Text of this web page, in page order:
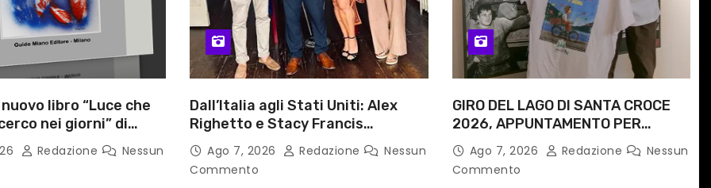
libro “Luce che
nei giorni” di
medico
Capua
Redazione
Nessun
Dall’Italia agli Stati Uniti: Alex
Righetto e Stacy Francis
uniscono arte, musica e
tecnologia in un nuovo progetto
internazionale”
Ago 7, 2026 Redazione
Nessun
Commento
GIRO DEL LAGO DI SANTA CROCE
2026, APPUNTAMENTO PER
DOMENICA 16 AGOSTO
Ago 7, 2026 Redazione
Nessun
Commento